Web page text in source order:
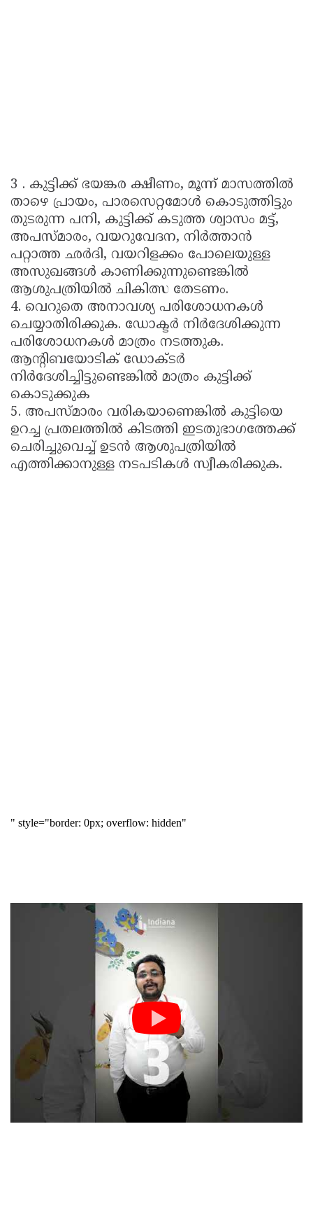
3 . കുട്ടിക്ക് ഭയങ്കര ക്ഷീണം, മൂന്ന് മാസത്തിൽ
താഴെ പ്രായം, പാരസെറ്റമോൾ കൊടുത്തിട്ടും
തുടരുന്ന പനി, കുട്ടിക്ക് കടുത്ത ശ്വാസം മട്ട്,
അപസ്മാരം, വയറുവേദന, നിർത്താൻ
പറ്റാത്ത ഛർദി, വയറിളക്കം പോലെയുള്ള
അസുഖങ്ങൾ കാണിക്കുന്നുണ്ടെങ്കിൽ
ആശുപത്രിയിൽ ചികിത്സ തേടണം.
4. വെറുതെ അനാവശ്യ പരിശോധനകൾ
ചെയ്യാതിരിക്കുക. ഡോക്ടർ നിർദേശിക്കുന്ന
പരിശോധനകൾ മാത്രം നടത്തുക.
ആന്റിബയോടിക് ഡോക്‌ടർ
നിർദേശിച്ചിട്ടുണ്ടെങ്കിൽ മാത്രം കുട്ടിക്ക്
കൊടുക്കുക
5. അപസ്മാരം വരികയാണെങ്കിൽ കുട്ടിയെ
ഉറച്ച പ്രതലത്തിൽ കിടത്തി ഇടതുഭാഗത്തേക്ക്
ചെരിച്ചുവെച്ച് ഉടൻ ആശുപത്രിയിൽ
എത്തിക്കാനുള്ള നടപടികൾ സ്വീകരിക്കുക.